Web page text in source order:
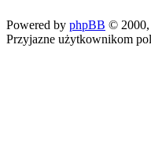
Powered by phpBB © 2000,
Przyjazne użytkownikom